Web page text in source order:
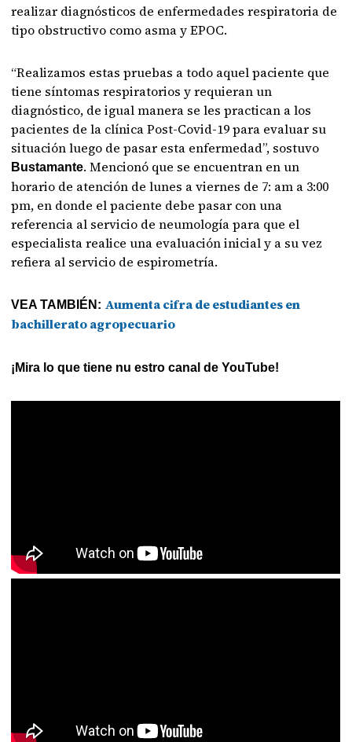
realizar diagnósticos de enfermedades respiratoria de
tipo obstructivo como asma y EPOC.
“Realizamos estas pruebas a todo aquel paciente que
tiene síntomas respiratorios y requieran un
diagnóstico, de igual manera se les practican a los
pacientes de la clínica Post-Covid-19 para evaluar su
situación luego de pasar esta enfermedad”, sostuvo
Bustamante. Mencionó que se encuentran en un
horario de atención de lunes a viernes de 7: am a 3:00
pm, en donde el paciente debe pasar con una
referencia al servicio de neumología para que el
especialista realice una evaluación inicial y a su vez
refiera al servicio de espirometría.
VEA TAMBIÉN: Aumenta cifra de estudiantes en
bachillerato agropecuario
¡Mira lo que tiene nu estro canal de YouTube!